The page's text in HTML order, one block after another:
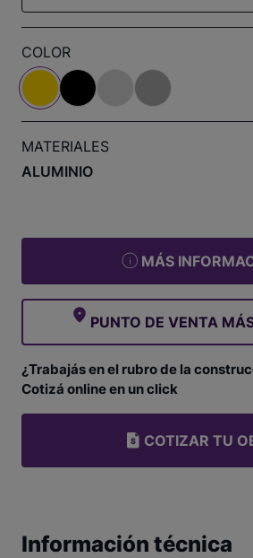
COLOR
MATERIALES
ALUMINIO
MÁS
PUNTO DE VENTA
¿Trabajás en el rubro de la
Cotizá online en un click
COTIZAR TU
Información técnica